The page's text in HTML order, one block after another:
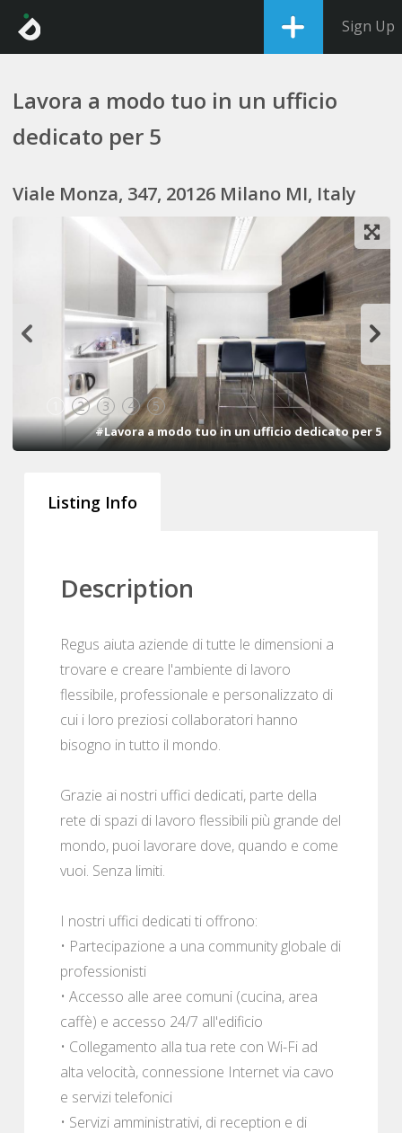
Sign Up
Lavora a modo tuo in un ufficio
dedicato per 5
Viale Monza, 347, 20126 Milano MI, Italy
2 3 4 5
#Lavora a modo tuo in un ufficio dedicato per 5
Listing Info
Description
Regus aiuta aziende di tutte le dimensioni a
trovare e creare l'ambiente di lavoro
flessibile, professionale e personalizzato di
cui i loro preziosi collaboratori hanno
bisogno in tutto il mondo.
Grazie ai nostri uffici dedicati, parte della
rete di spazi di lavoro flessibili più grande del
mondo, puoi lavorare dove, quando e come
vuoi. Senza limiti.
I nostri uffici dedicati ti offrono:
• Partecipazione a una community globale di
professionisti
• Accesso alle aree comuni (cucina, area
caffè) e accesso 24/7 all'edificio
• Collegamento alla tua rete con Wi-Fi ad
alta velocità, connessione Internet via cavo
e servizi telefonici
• Servizi amministrativi, di reception e di